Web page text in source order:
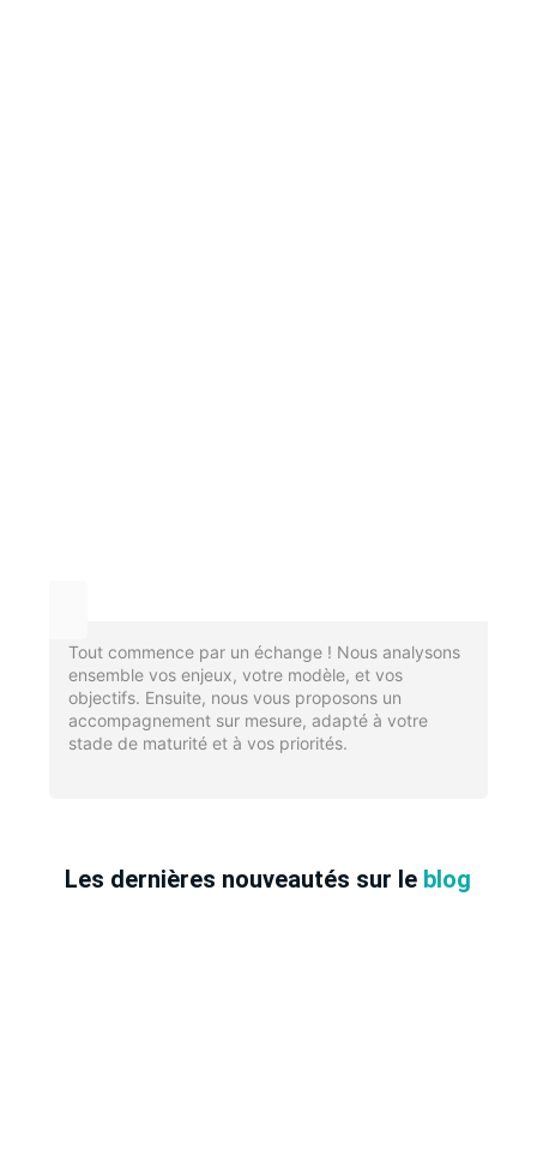
Tout commence par un échange ! Nous analysons
ensemble vos enjeux, votre modèle, et vos
objectifs. Ensuite, nous vous proposons un
accompagnement sur mesure, adapté à votre
stade de maturité et à vos priorités.
Les dernières nouveautés sur le blog